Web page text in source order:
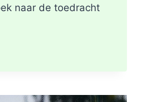
naar de toedracht